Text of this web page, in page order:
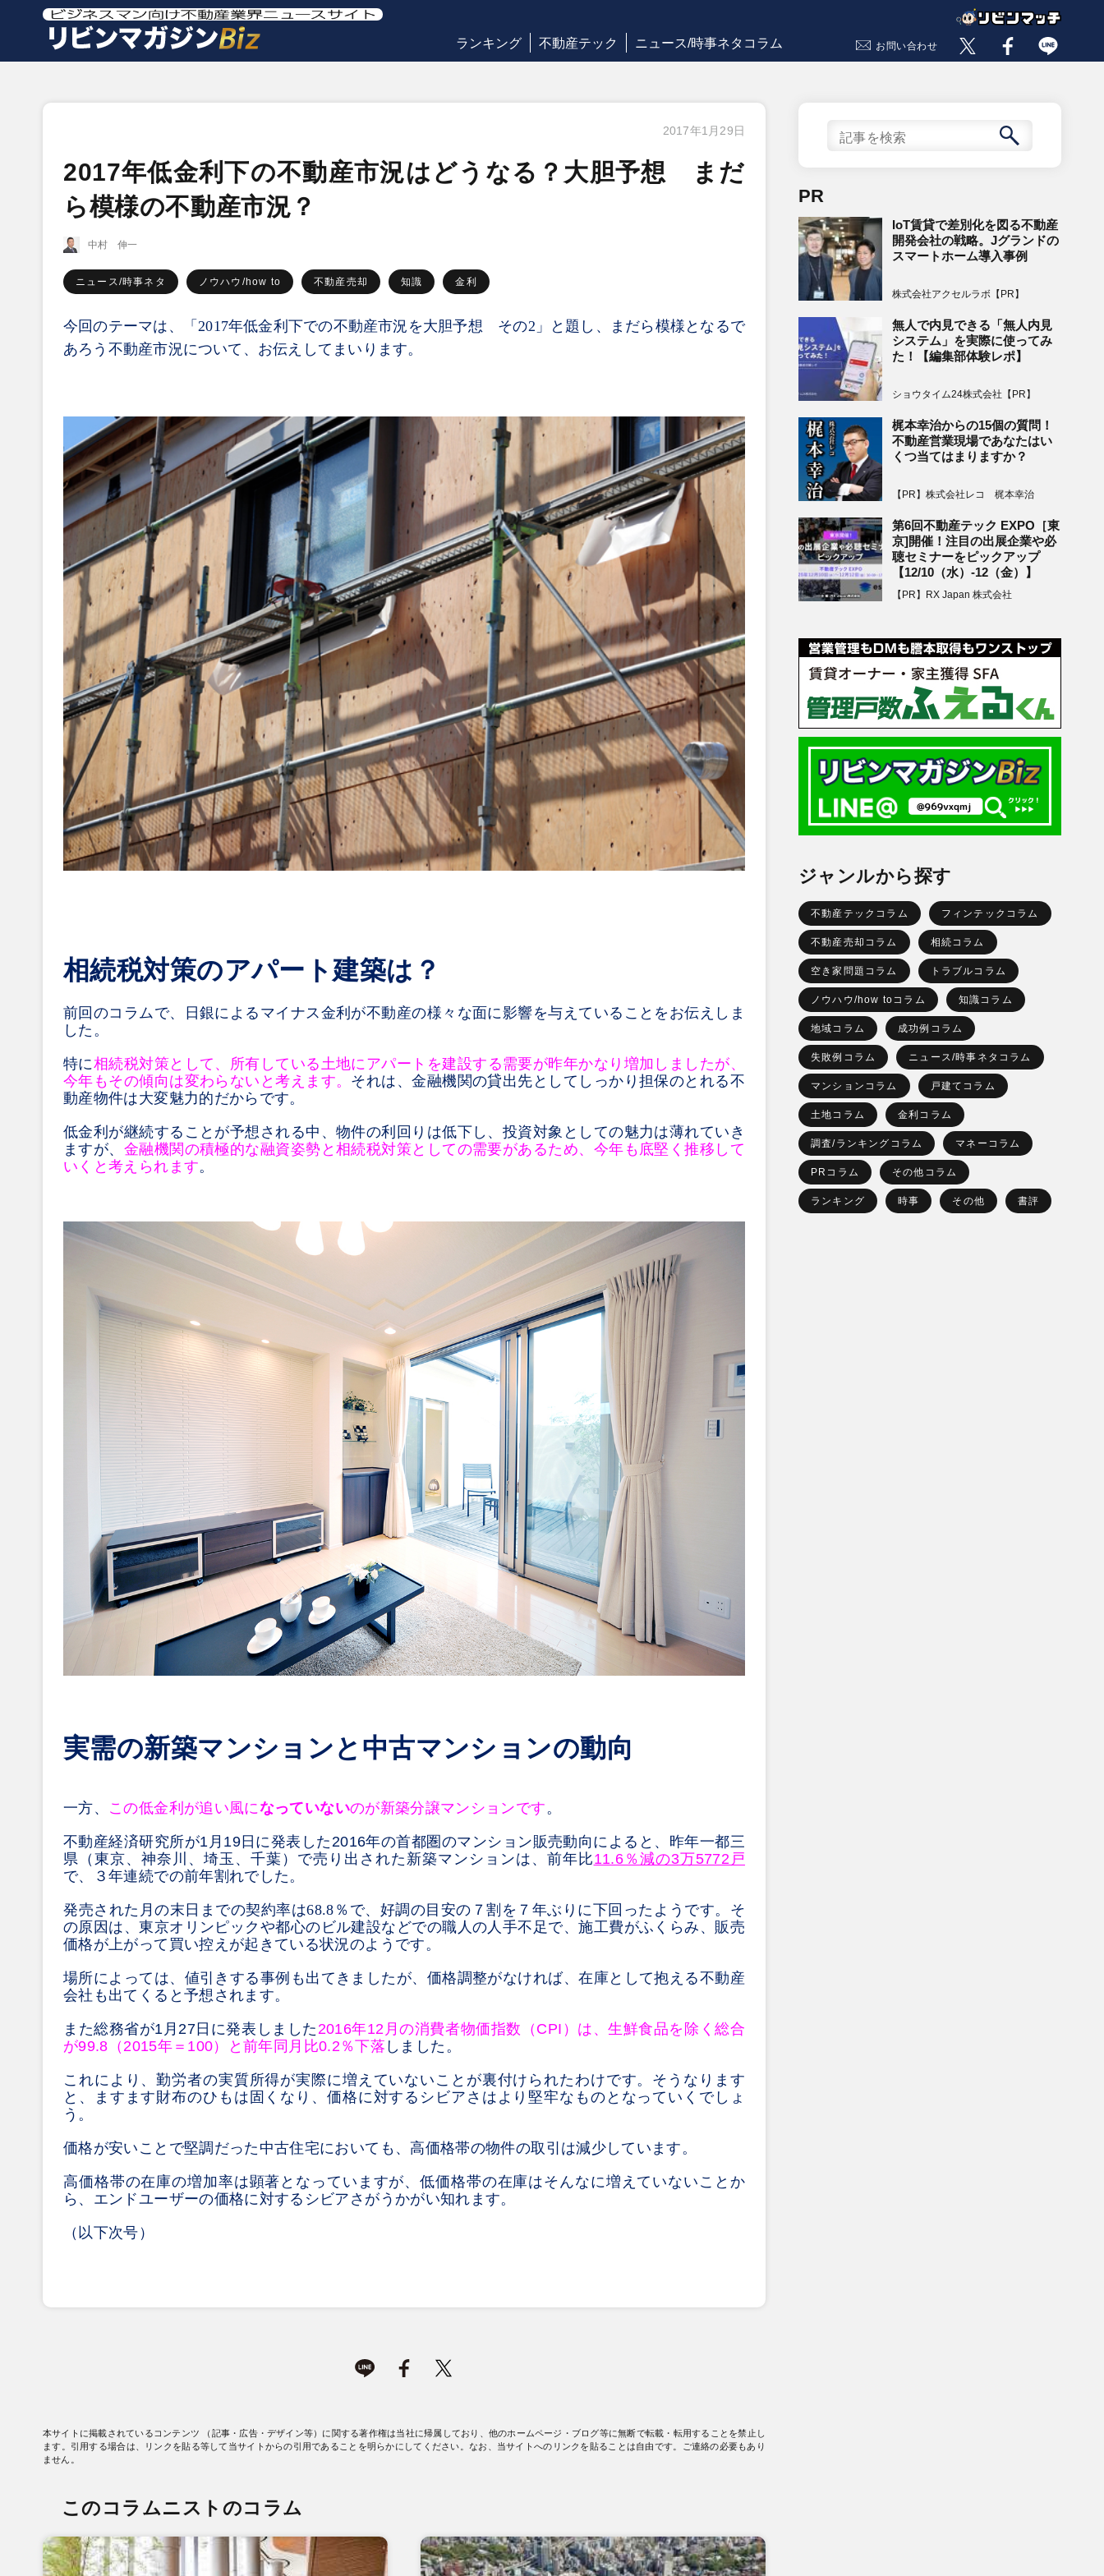
ランキング 不動産テック ニュース/時事ネタコラム お問い合わせ
2017年1月29日
2017年低金利下の不動産市況はどうなる？大胆予想 まだ
ら模様の不動産市況？
中村 伸一
ニュース/時事ネタ ノウハウ/how to 不動産売却 知識 金利
今回のテーマは、「2017年低金利下での不動産市況を大胆予想 その2」と題し、まだら模様となるで
あろう不動産市況について、お伝えしてまいります。
相続税対策のアパート建築は？
前回のコラムで、日銀によるマイナス金利が不動産の様々な面に影響を与えていることをお伝えしま
した。
特に相続税対策として、所有している土地にアパートを建設する需要が昨年かなり増加しましたが、
今年もその傾向は変わらないと考えます。 それは、金融機関の貸出先としてしっかり担保のとれる不
動産物件は大変魅力的だからです。
低金利が継続することが予想される中、物件の利回りは低下し、投資対象としての魅力は薄れていき
ますが、 金融機関の積極的な融資姿勢と相続税対策としての需要があるため、今年も底堅く推移して
いくと考えられます。
実需の新築マンションと中古マンションの動向
一方、 この低金利が追い風になっていないのが新築分譲マンションです 。
不動産経済研究所が1 月 19日に発表した 2016年の首都圏のマンション販売動向によると、昨年一都三
県（東京、神奈川、埼玉、千葉）で売り出された新築マンションは、前年比11.6％減の3万5772 戸
で、３年連続での前年割れでした。
発売された月の末日までの契約率は68.8％で、好調の目安の７割を７年ぶりに下回ったようです。そ
の原因は、東京オリンピックや都心のビル建設などでの職人の人手不足で、施工費がふくらみ、販売
価格が上がって買い控えが起きている状況のようです 。
場所によっては、値引きする事例も出てきましたが、価格調整がなければ、在庫として抱える不動産
会社も出てくると予想されます。
また総務省が1 月 27日に発表しました 2016年12月の消費者物価指数（CPI）は、生鮮食品を除く総合
が99.8（2015年＝100）と前年同月比0.2 ％下落 しました。
これにより、勤労者の実質所得が実際に増えていないことが裏付けられたわけです。そうなります
と、ますます財布のひもは固くなり、価格に対するシビアさはより堅牢なものとなっていくでしょ
う。
価格が安いことで堅調だった中古住宅においても、高価格帯の物件の取引は減少しています。
高価格帯の在庫の増加率は顕著となっていますが、低価格帯の在庫はそんなに増えていないことか
ら、エンドユーザーの価格に対するシビアさがうかがい知れます。
（以下次号）
本サイトに掲載されているコンテンツ （記事・広告・デザイン等）に関する著作権は当社に帰属しており、他のホームページ・ブログ等に無断で転載・転用することを禁止し
ます。引用する場合は、リンクを貼る等して当サイトからの引用であることを明らかにしてください。なお、当サイトへのリンクを貼ることは自由です。ご連絡の必要もあり
ません。
このコラムニストのコラム
PR
IoT賃貸で差別化を図る不動産
開発会社の戦略。Jグランドの
スマートホーム導入事例
株式会社アクセルラボ【PR】
無人で内見できる「無人内見
システム」を実際に使ってみ
た！【編集部体験レポ】
ショウタイム24株式会社【PR】
梶本幸治からの15個の質問！
不動産営業現場であなたはい
くつ当てはまりますか？
【PR】株式会社レコ 梶本幸治
第6回不動産テック EXPO［東
京]開催！注目の出展企業や必
聴セミナーをピックアップ
【12/10（水）-12（金）】
【PR】RX Japan 株式会社
ジャンルから探す
不動産テックコラム フィンテックコラム
不動産売却コラム 相続コラム
空き家問題コラム トラブルコラム
ノウハウ/how toコラム 知識コラム
地域コラム 成功例コラム
失敗例コラム ニュース/時事ネタコラム
マンションコラム 戸建てコラム
土地コラム 金利コラム
調査/ランキングコラム マネーコラム
PRコラム その他コラム
ランキング 時事 その他 書評